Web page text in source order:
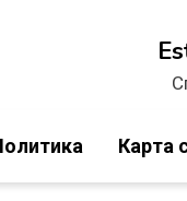
Карта